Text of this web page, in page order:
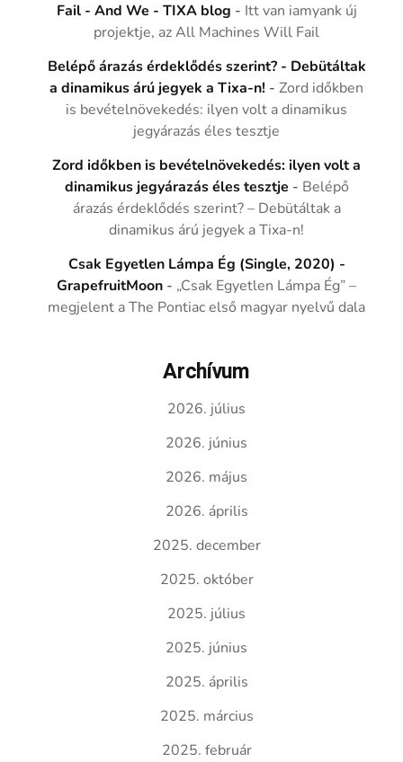
Fail - And We - TIXA blog - Itt van iamyank új
projektje, az All Machines Will Fail
Belépő árazás érdeklődés szerint? - Debütáltak
a dinamikus árú jegyek a Tixa-n! -Zord időkben
is bevételnövekedés: ilyen volt a dinamikus
jegyárazás éles tesztje
Zord időkben is bevételnövekedés: ilyen volt a
dinamikus jegyárazás éles tesztje - Belépő
árazás érdeklődés szerint? – Debütáltak a
dinamikus árú jegyek a Tixa-n!
Csak Egyetlen Lámpa Ég (Single, 2020) -
GrapefruitMoon - „Csak Egyetlen Lámpa Ég” –
megjelent a The Pontiac első magyar nyelvű dala
Archívum
2026. július
2026. június
2026. május
2026. április
2025. december
2025. október
2025. július
2025. június
2025. április
2025. március
2025. február